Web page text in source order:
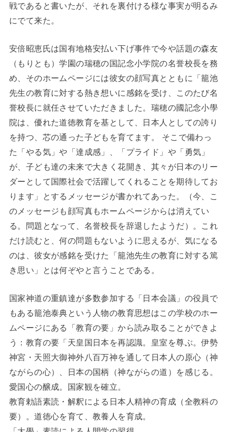
戦であると書いたが、それを裏付ける様な事実が明るみ
にでて来た。
安倍昭恵氏は国有地格安払い下げ事件で今や話題の森友
（もりとも）学園の瑞穂の国記念小学院の名誉校長を務
め、そのホームページには彼女の顔写真とともに「籠池
先生の教育に対する熱き想いに感銘を受け、このたび名
誉校長に就任させていただきました。瑞穂の國記念小學
院は、優れた道徳教育を基として、日本人としての誇り
を持つ、芯の通った子どもを育てます。 そこで備わっ
た「やる気」や「達成感」、「プライド」や「勇気」
が、子ども達の未来で大きく花開き、其々が日本のリー
ダーとして国際社会で活躍してくれることを期待してお
ります」とするメッセージが書かれてあった。（今、こ
のメッセージも顔写真もホームページからは消えてい
る。問題となって、名誉校長を辞退したようだ）。これ
だけ読むと、何の問題もないように思えるが、気になる
のは、彼女が感銘を受けた「籠池先生の教育に対する篤
き思い」とは何ぞやと言うことである。
国家神道の重鎮達が多数参加する「日本会議」の役員で
もある籠池泰典という人物の教育思想はこの学校のホー
ムページにある「教育の要」から読み取ることができよ
う：教育の要「天皇国日本を再認識。皇室を尊ぶ。伊勢
神宮・天照大御神外八百万神を通して日本人の原心（神
ながらの心）、日本の国柄（神ながらの道）を感じる。
愛国心の醸成。国家観を確立。
教育勅語素読・解釈による日本人精神の育成（全教科の
要）。道徳心を育て、教養人を育成。